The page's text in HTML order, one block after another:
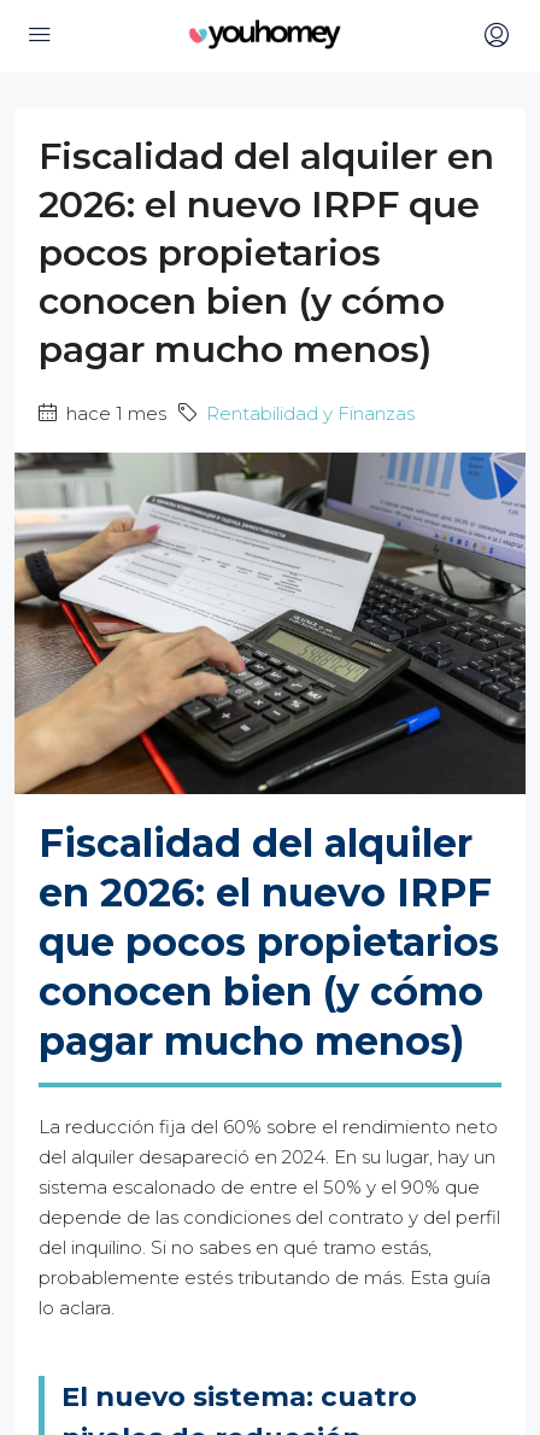
Fiscalidad del alquiler en
2026: el nuevo IRPF que
pocos propietarios
conocen bien (y cómo
pagar mucho menos)
hace 1 mes Rentabilidad y Finanzas
Fiscalidad del alquiler
en 2026: el nuevo IRPF
que pocos propietarios
conocen bien (y cómo
pagar mucho menos)
La reducción fija del 60% sobre el rendimiento neto
del alquiler desapareció en 2024. En su lugar, hay un
sistema escalonado de entre el 50% y el 90% que
depende de las condiciones del contrato y del perfil
del inquilino. Si no sabes en qué tramo estás,
probablemente estés tributando de más. Esta guía
lo aclara.
El nuevo sistema: cuatro